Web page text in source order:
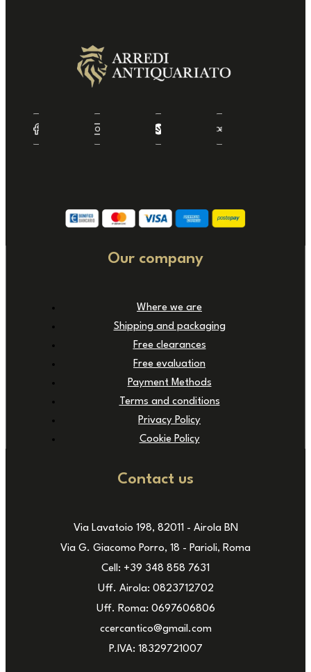
Our company
Where we are
Shipping and packaging
Free clearances
Free evaluation
Payment Methods
Terms and conditions
Privacy Policy
Cookie Policy
Contact us
Via Lavatoio 198, 82011 - Airola BN
Via G. Giacomo Porro, 18 - Parioli, Roma
Cell: +39 348 858 7631
Uff. Airola: 0823712702
Uff. Roma: 0697606806
ccercantico@gmail.com
P.IVA: 18329721007